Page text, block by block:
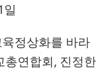
정상화를 바라
총연합회, 진정한